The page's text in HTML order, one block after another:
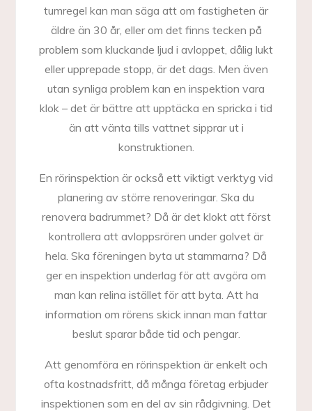
tumregel kan man säga att om fastigheten är
äldre än 30 år, eller om det finns tecken på
problem som kluckande ljud i avloppet, dålig lukt
eller upprepade stopp, är det dags. Men även
utan synliga problem kan en inspektion vara
klok – det är bättre att upptäcka en spricka i tid
än att vänta tills vattnet sipprar ut i
konstruktionen.
En rörinspektion är också ett viktigt verktyg vid
planering av större renoveringar. Ska du
renovera badrummet? Då är det klokt att först
kontrollera att avloppsrören under golvet är
hela. Ska föreningen byta ut stammarna? Då
ger en inspektion underlag för att avgöra om
man kan relina istället för att byta. Att ha
information om rörens skick innan man fattar
beslut sparar både tid och pengar.
Att genomföra en rörinspektion är enkelt och
ofta kostnadsfritt, då många företag erbjuder
inspektionen som en del av sin rådgivning. Det